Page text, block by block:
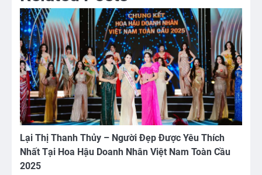
Lại Thị Thanh Thủy – Người Đẹp Được Yêu Thích
Nhất Tại Hoa Hậu Doanh Nhân Việt Nam Toàn Cầu
2025